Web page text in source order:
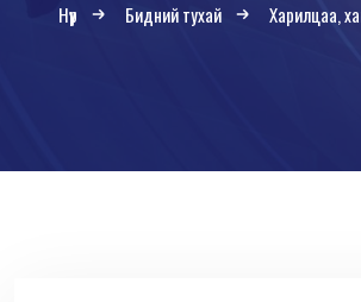
Нүүр Бидний тухай Харилцаа,